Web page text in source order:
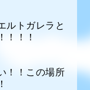
ルトガレラと
！！！
！！この場所